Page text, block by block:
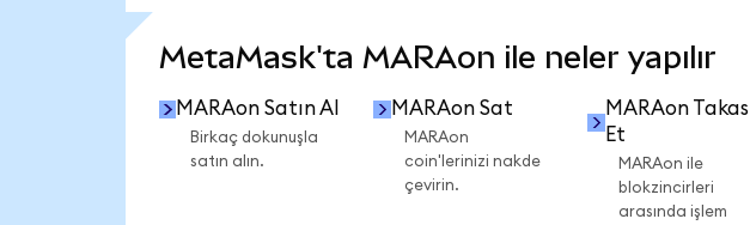
MetaMask'ta MARAon ile neler yapılır
MARAon Satın Al
Birkaç dokunuşla
satın alın.
MARAon Sat
MARAon
coin'lerinizi nakde
çevirin.
MARAon Takas
Et
MARAon ile
blokzincirleri
arasında işlem